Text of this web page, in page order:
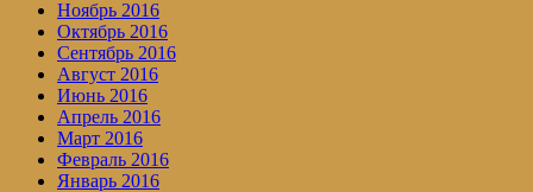
Ноябрь 2016
Октябрь 2016
Сентябрь 2016
Август 2016
Июнь 2016
Апрель 2016
Март 2016
Февраль 2016
Январь 2016